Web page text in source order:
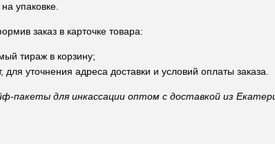
упаковке.
заказ в карточке товара:
тираж в корзину;
уточнения адреса доставки и условий оплаты заказа.
пакеты для инкассации оптом с доставкой из